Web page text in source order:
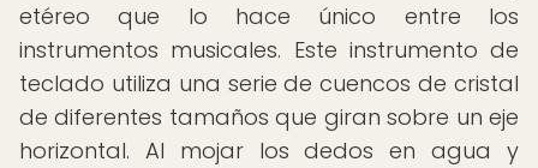
etéreo que lo hace único entre los
instrumentos musicales. Este instrumento de
teclado utiliza una serie de cuencos de cristal
de diferentes tamaños que giran sobre un eje
horizontal. Al mojar los dedos en agua y